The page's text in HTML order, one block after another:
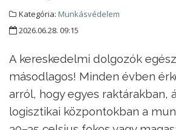
Kategória: Munkásvédelem
2026.06.28. 09:15
A kereskedelmi dolgozók
másodlagos! Minden évben
arról, hogy egyes raktárakban,
logisztikai központokban a